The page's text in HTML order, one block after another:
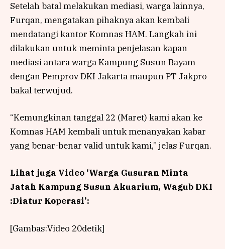
Setelah batal melakukan mediasi, warga lainnya,
Furqan, mengatakan pihaknya akan kembali
mendatangi kantor Komnas HAM. Langkah ini
dilakukan untuk meminta penjelasan kapan
mediasi antara warga Kampung Susun Bayam
dengan Pemprov DKI Jakarta maupun PT Jakpro
bakal terwujud.
“Kemungkinan tanggal 22 (Maret) kami akan ke
Komnas HAM kembali untuk menanyakan kabar
yang benar-benar valid untuk kami,” jelas Furqan.
Lihat juga Video ‘Warga Gusuran Minta
Jatah Kampung Susun Akuarium, Wagub DKI
:Diatur Koperasi’:
[Gambas:Video 20detik]